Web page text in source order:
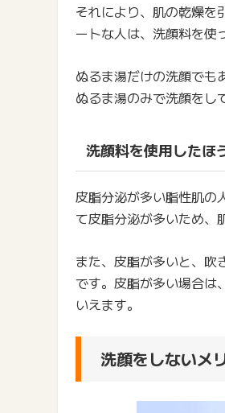
それにより、肌の乾燥を
ートな人は、洗顔料を使
ぬるま湯だけの洗顔でも
ぬるま湯のみで洗顔をし
洗顔料を使用したほ
皮脂分泌が多い脂性肌の
て皮脂分泌が多いため、
また、皮脂が多いと、吹
です。皮脂が多い場合は
いえます。
洗顔をしないメ